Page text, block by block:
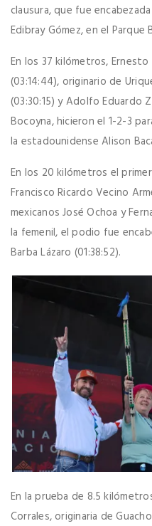
clausura, que fue
Edibray Gómez, en el Parque
En los 37 kilómetros,
(03:14:44), originario de
(03:30:15) y Adolfo Eduardo
Bocoyna, hicieron el 1-2-3
la estadounidense Alison
En los 20 kilómetros el
Francisco Ricardo Vecino
mexicanos José Ochoa y
la femenil, el podio fue
Barba Lázaro (01:38:52).
En la prueba de 8.5
Corrales, originaria de